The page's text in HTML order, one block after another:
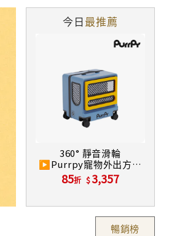
今日最推薦
360° 靜音滑輪
▶Purrpy寵物外出方糖
箱/ 藍
85折 3,357
暢銷榜